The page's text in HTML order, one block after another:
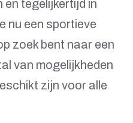
en tegelijkertijd in
nu een sportieve
zoek bent naar een
van mogelijkheden
zijn voor alle